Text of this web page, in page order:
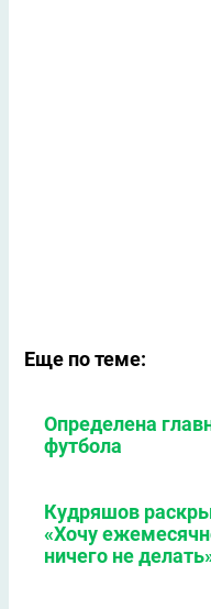
Еще по теме:
Определена
футбола
Кудряшов
«Хочу
ничего не